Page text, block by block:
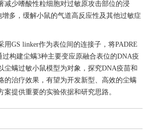
减少嗜酸性粒细胞对过敏原攻击部位的浸
多，缓解小鼠的气道高反应性及其他过敏症
用GS linker作为表位间的连接子，将PADRE
构建尘螨3种主要变应原融合表位的DNA疫
尘螨过敏小鼠模型为对象，探究DNA疫苗和
的治疗效果，有望为开发新型、高效的尘螨
案提供重要的实验依据和研究思路。